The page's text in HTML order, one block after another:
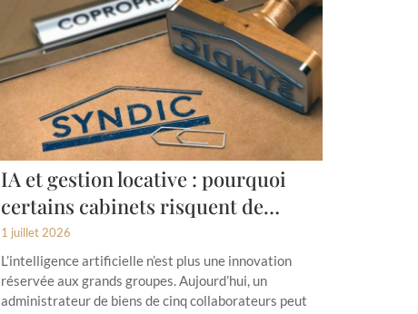
IA et gestion locative : pourquoi
certains cabinets risquent de…
1 juillet 2026
L’intelligence artificielle n’est plus une innovation
réservée aux grands groupes. Aujourd’hui, un
administrateur de biens de cinq collaborateurs peut